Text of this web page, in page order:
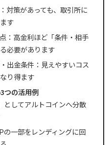
対策があっても、取引所に
す
：高金利ほど「条件・相手
必要があります
出金条件：見えやすいコス
り得ます
つの活用例
としてアルトコインへ分散
の一部をレンディングに回